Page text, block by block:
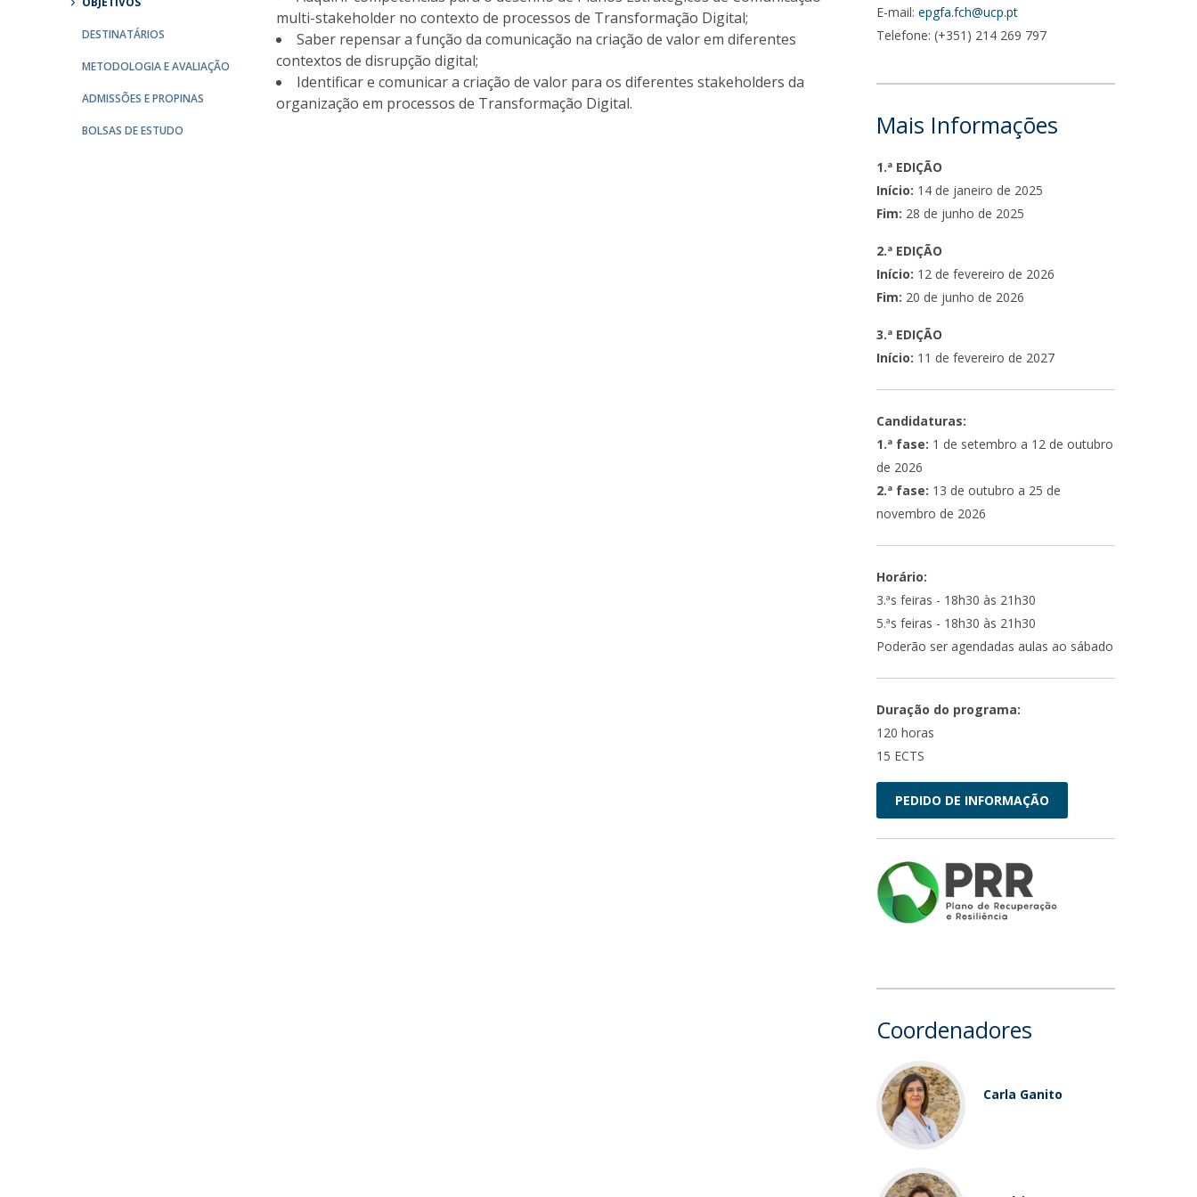
MYFCH Doutoramentos
Católica Research Centre for Psychological, Family and
Social Wellbeing
DESTINATÁRIOS
METODOLOGIA E AVALIAÇÃO
ADMISSÕES E PROPINAS
BOLSAS DE ESTUDO
multi-stakeholder no contexto de processos de Transformação Digital;
Saber repensar a função da comunicação na criação de valor em diferentes
contextos de disrupção digital;
Identificar e comunicar a criação de valor para os diferentes stakeholders da
organização em processos de Transformação Digital.
E-mail:epgfa.fch@ucp.pt
Telefone: (+351) 214 269 797
Mais Informações
1.ª EDIÇÃO
Início: 14 de janeiro de 2025
Fim: 28 de junho de 2025
2.ª EDIÇÃO
Início: 12 de fevereiro de 2026
Fim: 20 de junho de 2026
3.ª EDIÇÃO
Início: 11 de fevereiro de 2027
Candidaturas:
1.ª fase: 1 de setembro a 12 de outubro
de 2026
2.ª fase: 13 de outubro a 25 de
novembro de 2026
Horário:
3.ªs feiras - 18h30 às 21h30
5.ªs feiras - 18h30 às 21h30
Poderão ser agendadas aulas ao sábado
Duração do programa:
120 horas
15 ECTS
PEDIDO DE INFORMAÇÃO
Coordenadores
Carla Ganito